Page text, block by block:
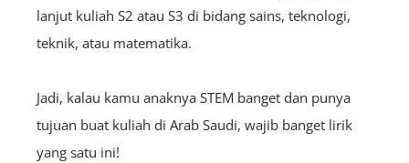
lanjut kuliah S2 atau S3 di bidang sains, teknologi,
teknik, atau matematika.
Jadi, kalau kamu anaknya STEM banget dan punya
tujuan buat kuliah di Arab Saudi, wajib banget lirik
yang satu ini!